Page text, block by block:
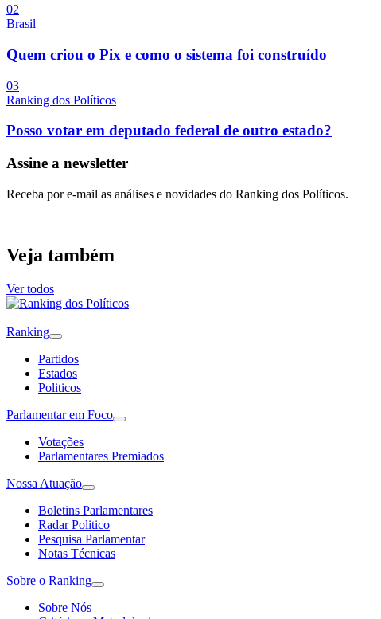
02
Brasil
Quem criou o Pix e como o sistema foi construído
03
Ranking dos Políticos
Posso votar em deputado federal de outro estado?
Assine a newsletter
Receba por e-mail as análises e novidades do Ranking dos Políticos.
Veja também
Ver todos
Ranking
Partidos
Estados
Politicos
Parlamentar em Foco
Votações
Parlamentares Premiados
Nossa Atuação
Boletins Parlamentares
Radar Politico
Pesquisa Parlamentar
Notas Técnicas
Sobre o Ranking
Sobre Nós